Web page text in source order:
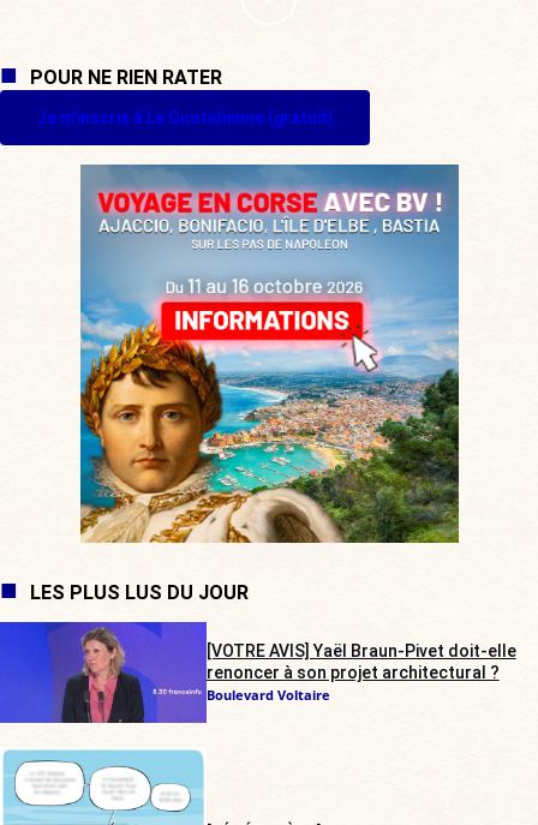
POUR NE RIEN RATER
Je m'inscris à La Quotidienne (gratuit)
LES PLUS LUS DU JOUR
[VOTRE AVIS] Yaël Braun-Pivet doit-elle
renoncer à son projet architectural ?
Boulevard Voltaire